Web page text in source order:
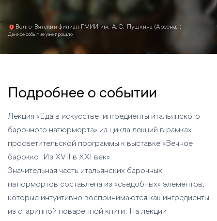
Волго-Вятский филиал ГМИИ им. А.С. Пушкина (Арсенал)
Данное событие уже прошло
Подробнее о событии
Лекция «Еда в искусстве: ингредиенты итальянского
барочного натюрморта» из цикла лекций в рамках
просветительской программы к выставке «Вечное
барокко. Из XVII в XXI век».
Значительная часть итальянских барочных
натюрмортов составлена из «съедобных» элементов,
которые интуитивно воспринимаются как ингредиенты
из старинной поваренной книги. На лекции